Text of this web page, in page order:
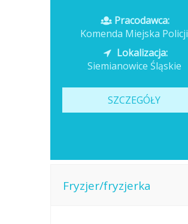
Pracodawca:
Komenda Miejska Policji
Lokalizacja:
Siemianowice Śląskie
SZCZEGÓŁY
Fryzjer/fryzjerka